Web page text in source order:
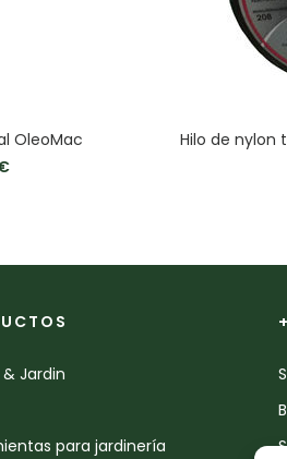
OleoMac
Hilo de nylon
Jardin
para jardinería